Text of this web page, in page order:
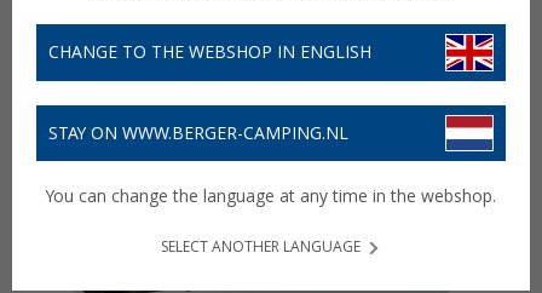
CHANGE TO THE WEBSHOP IN ENGLISH
STAY ON WWW.BERGER-CAMPING.NL
You can change the language at any time in the webshop.
SELECT ANOTHER LANGUAGE